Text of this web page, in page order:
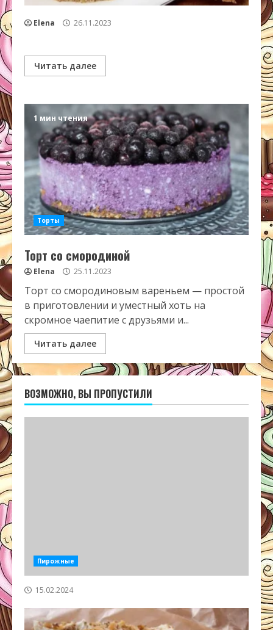
Elena 26.11.2023
Читать далее
1 мин чтения
Торты
Торт со смородиной
Elena 25.11.2023
Торт со смородиновым вареньем — простой
в приготовлении и уместный хоть на
скромное чаепитие с друзьями и...
Читать далее
ВОЗМОЖНО, ВЫ ПРОПУСТИЛИ
Пирожные
15.02.2024